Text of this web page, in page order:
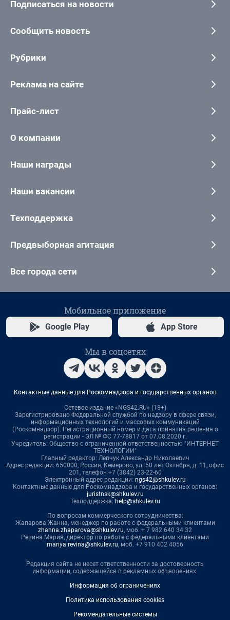
Подписаться на новости
Сообщить новость
Рубрики
Реклама на сайте
Прайс-лист
О компании
Наши награды
Наши вакансии
Техподдержка
Предвыборная агитация
Все города сети
Мобильное приложение
Google Play App Store
Мы в соцсетях
Контактные данные для Роскомнадзора и государственных органов
Сетевое издание «NGS42.RU» (18+)
Зарегистрировано Федеральной службой по надзору в сфере связи,
информационных технологий и массовых коммуникаций
(Роскомнадзор). Регистрационный номер и дата принятия решения о
регистрации - ЭЛ № ФС 77-78817 от 07.08.2020 г.
Учредитель: Общество с ограниченной ответственностью "ИНТЕРНЕТ
ТЕХНОЛОГИИ"
Главный редактор: Левчук Александр Николаевич
Адрес редакции: 650000, Россия, Кемерово, ул. 50 лет Октября, д. 11, офис
201, телефон +7 (3842) 23-22-60
Электронный адрес редакции: ngs42@shkulev.ru
Контактные данные для Роскомнадзора и государственных органов:
juristnsk@shkulev.ru
Техподдержка: help@shkulev.ru
По вопросам коммерческого сотрудничества:
Жапарова Жанна, менеджер по работе с федеральными клиентами
zhanna.zhaparova@shkulev.ru, моб. + 7 982 640 34 32
Ревина Мария, директор по работе с федеральными клиентами
mariya.revina@shkulev.ru, моб. +7 910 402 4056
Редакция сайта не несет ответственности за достоверность
информации, содержащейся в рекламных объявлениях.
Информация об ограничениях
Политика использования cookies
Рекомендательные системы